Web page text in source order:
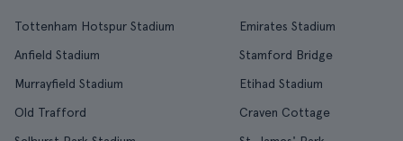
Tottenham Hotspur Stadium
Emirates Stadium
Anfield Stadium
Stamford Bridge
Murrayfield Stadium
Etihad Stadium
Old Trafford
Craven Cottage